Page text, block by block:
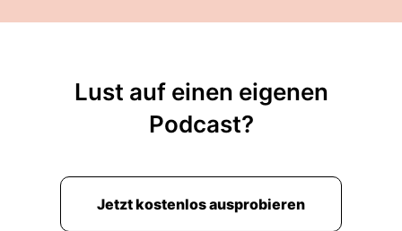
Lust auf einen eigenen
Podcast?
Jetzt kostenlos ausprobieren